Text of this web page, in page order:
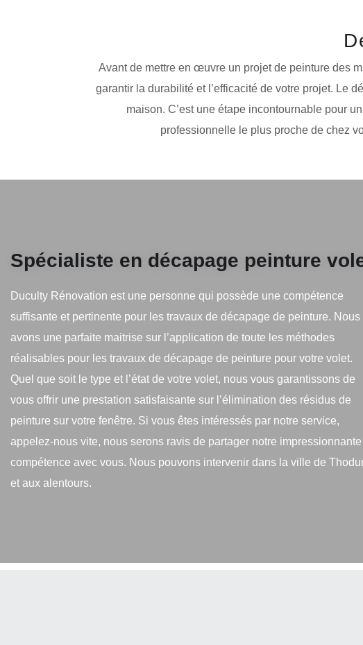
Avant de mettre en œuvre un projet de peinture des
garantir la durabilité et l’efficacité de votre projet. Le
maison. C’est une étape incontournable pour
professionnelle le plus proche de chez
Spécialiste en décapage peinture
Duculty Rénovation est une personne qui possède une compétence
suffisante et pertinente pour les travaux de décapage de peinture. Nous
avons une parfaite maitrise sur l’application de toute les méthodes
réalisables pour les travaux de décapage de peinture pour votre volet.
Quel que soit le type et l’état de votre volet, nous vous garantissons de
vous offrir une prestation satisfaisante sur l’élimination des résidus de
peinture sur votre fenêtre. Si vous êtes intéressés par notre service,
appelez-nous vite, nous serons ravis de partager notre impressionnante
compétence avec vous. Nous pouvons intervenir dans la ville de
et aux alentours.